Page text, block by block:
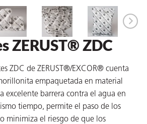
ZERUST® ZDC
ZDC de ZERUST®/EXCOR® cuenta
empaquetada en material
excelente barrera contra el agua en
tiempo, permite el paso de los
minimiza el riesgo de que los